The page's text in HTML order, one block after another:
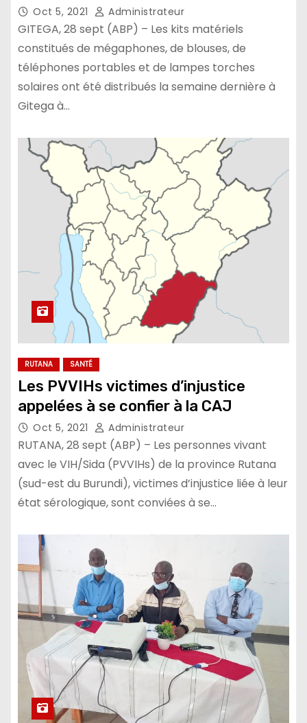
Oct 5, 2021 Administrateur
GITEGA, 28 sept (ABP) – Les kits matériels
constitués de mégaphones, de blouses, de
téléphones portables et de lampes torches
solaires ont été distribués la semaine dernière à
Gitega à…
RUTANA SANTÉ
Les PVVIHs victimes d’injustice
appelées à se confier à la CAJ
Oct 5, 2021 Administrateur
RUTANA, 28 sept (ABP) – Les personnes vivant
avec le VIH/Sida (PVVIHs) de la province Rutana
(sud-est du Burundi), victimes d’injustice liée à leur
état sérologique, sont conviées à se…